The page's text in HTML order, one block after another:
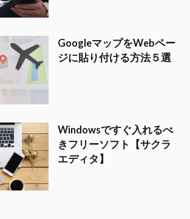
GoogleマップをWebペー
ジに貼り付ける方法５選
Windowsですぐ入れるべ
きフリーソフト【サクラ
エディタ】